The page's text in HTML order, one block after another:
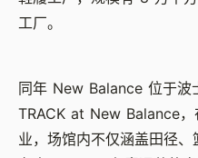
工厂。
同年 New Balance 位于波
TRACK at New Balance，
业，场馆内不仅涵盖田径